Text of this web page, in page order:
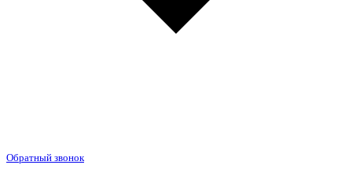
Обратный звонок